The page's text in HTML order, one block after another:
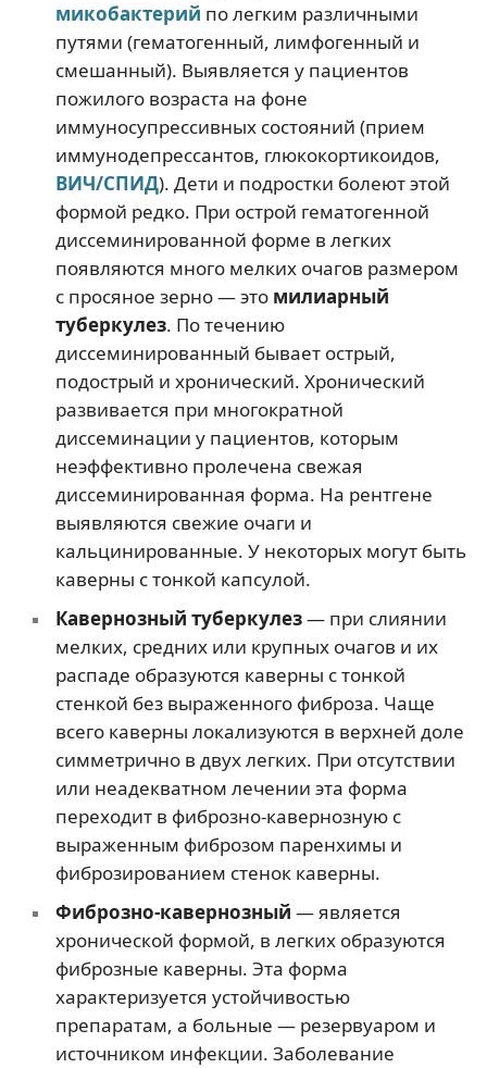
микобактерий по легким различными
путями (гематогенный, лимфогенный и
смешанный). Выявляется у пациентов
пожилого возраста на фоне
иммуносупрессивных состояний (прием
иммунодепрессантов, глюкокортикоидов,
ВИЧ/СПИД). Дети и подростки болеют этой
формой редко. При острой гематогенной
диссеминированной форме в легких
появляются много мелких очагов размером
с просяное зерно — это милиарный
туберкулез. По течению
диссеминированный бывает острый,
подострый и хронический. Хронический
развивается при многократной
диссеминации у пациентов, которым
неэффективно пролечена свежая
диссеминированная форма. На рентгене
выявляются свежие очаги и
кальцинированные. У некоторых могут быть
каверны с тонкой капсулой.
Кавернозный туберкулез— при слиянии
мелких, средних или крупных очагов и их
распаде образуются каверны с тонкой
стенкой без выраженного фиброза. Чаще
всего каверны локализуются в верхней доле
симметрично в двух легких. При отсутствии
или неадекватном лечении эта форма
переходит в фиброзно-кавернозную с
выраженным фиброзом паренхимы и
фиброзированием стенок каверны.
Фиброзно-кавернозный — является
хронической формой, в легких образуются
фиброзные каверны. Эта форма
характеризуется устойчивостью
препаратам, а больные — резервуаром и
источником инфекции. Заболевание